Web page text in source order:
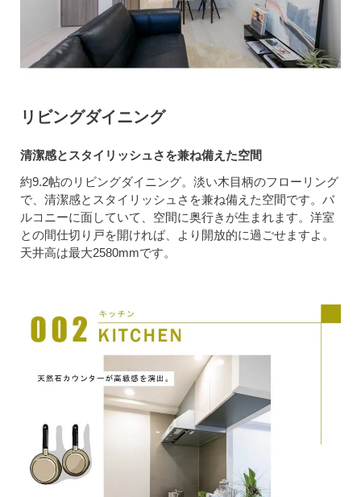
リビングダイニング
清潔感とスタイリッシュさを兼ね備えた空間
約9.2帖のリビングダイニング。淡い木目柄のフローリング
で、清潔感とスタイリッシュさを兼ね備えた空間です。バ
ルコニーに面していて、空間に奥行きが生まれます。洋室
との間仕切り戸を開ければ、より開放的に過ごせますよ。
天井高は最大2580mmです。